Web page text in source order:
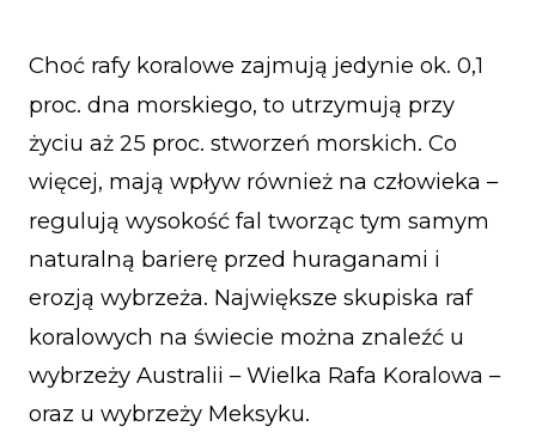
Choć rafy koralowe zajmują jedynie ok. 0,1
proc. dna morskiego, to utrzymują przy
życiu aż 25 proc. stworzeń morskich. Co
więcej, mają wpływ również na człowieka –
regulują wysokość fal tworząc tym samym
naturalną barierę przed huraganami i
erozją wybrzeża. Największe skupiska raf
koralowych na świecie można znaleźć u
wybrzeży Australii – Wielka Rafa Koralowa –
oraz u wybrzeży Meksyku.